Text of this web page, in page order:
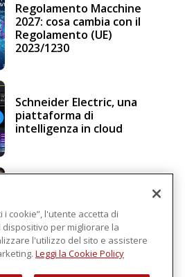
Regolamento Macchine
2027: cosa cambia con il
Regolamento (UE)
2023/1230
Schneider Electric, una
piattaforma di
intelligenza in cloud
Regolamento macchine
i cookie”, l'utente accetta di
per migliorare la
l'utilizzo del sito e assistere
Leggi la Cookie Policy